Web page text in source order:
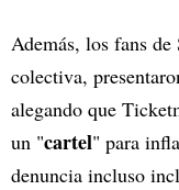
Además, los fans
colectiva,
alegando que
un "cartel" para
denuncia incluso